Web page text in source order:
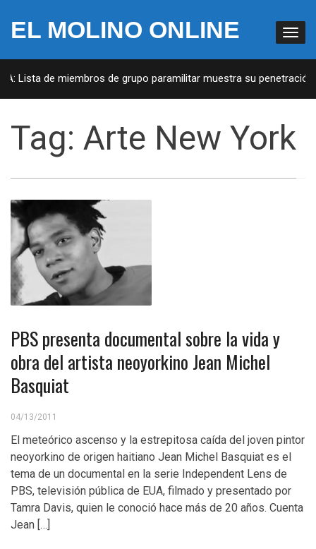
EL MOLINO ONLINE
Lista de miembros de grupo paramilitar muestra su penetración
Tag: Arte New York
PBS presenta documental sobre la vida y
obra del artista neoyorkino Jean Michel
Basquiat
04/13/2011
El meteórico ascenso y la estrepitosa caída del joven pintor
neoyorkino de origen haitiano Jean Michel Basquiat es el
tema de un documental en la serie Independent Lens de
PBS, televisión pública de EUA, filmado y presentado por
Tamra Davis, quien le conoció hace más de 20 años. Cuenta
Jean […]